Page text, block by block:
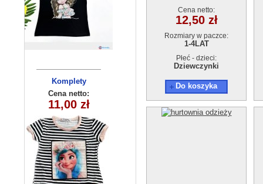
Komplety
dziecięce (1-4
) 4szt
Cena netto:
11,00 zł
Bluzka
dziecieca
(6-16）6szt
Cena netto:
17,00 zł
Cena netto:
12,50 zł
Rozmiary w paczce:
1-4LAT
Płeć - dzieci:
Dziewczynki
Do koszyka